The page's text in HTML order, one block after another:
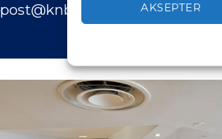
AKSEPTER
post@knbf.no